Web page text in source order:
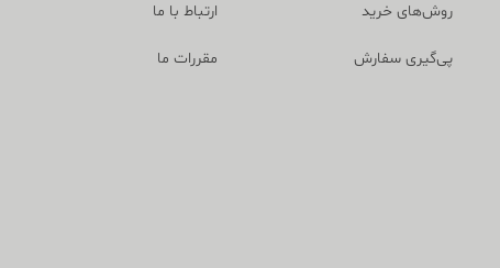
روش‌های خرید
پی‌گیری سفارش
ارتباط با ما
مقررات ما